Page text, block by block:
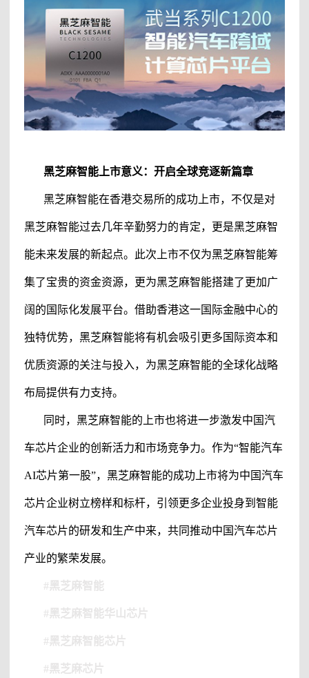
黑芝麻智能上市意义：开启全球竞逐新篇章
黑芝麻智能在香港交易所的成功上市，不仅是对
黑芝麻智能过去几年辛勤努力的肯定，更是黑芝麻智
能未来发展的新起点。此次上市不仅为黑芝麻智能筹
集了宝贵的资金资源，更为黑芝麻智能搭建了更加广
阔的国际化发展平台。借助香港这一国际金融中心的
独特优势， 黑芝麻智能将有机会吸引更多国际资本和
优质资源的关注与投入，为黑芝麻智能的全球化战略
布局提供有力支持。
同时， 黑芝麻智能的上市也将进一步激发中国汽
车芯片企业的创新活力和市场竞争力。作为“智能汽车
AI芯片第一股”， 黑芝麻智能的成功上市将为中国汽车
芯片企业树立榜样和标杆，引领更多企业投身到智能
汽车芯片的研发和生产中来，共同推动中国汽车芯片
产业的繁荣发展。
#黑芝麻智能
#黑芝麻智能华山芯片
#黑芝麻智能芯片
#黑芝麻芯片